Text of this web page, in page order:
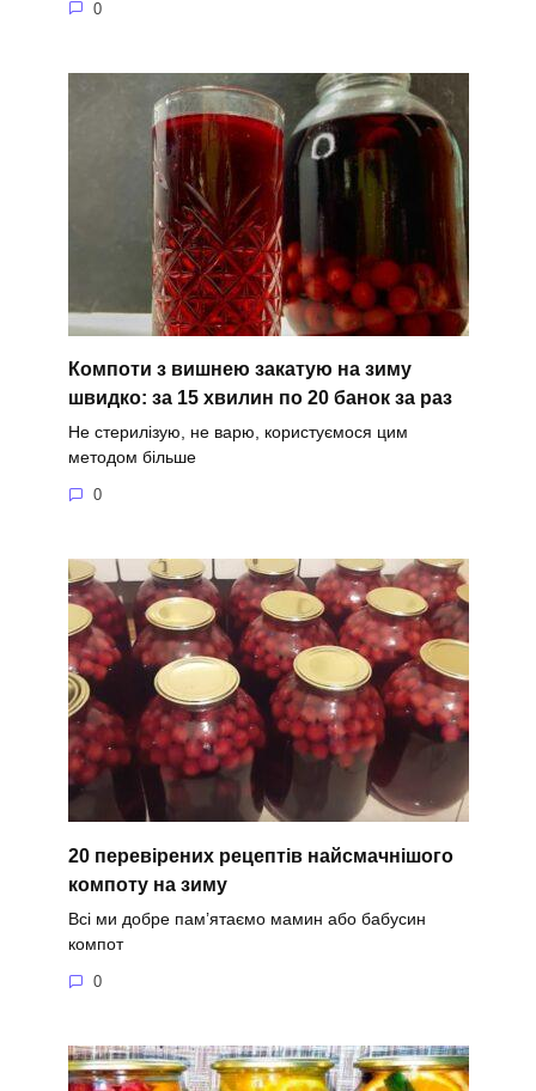
0
Компоти з вишнею закатую на зиму
швидко: за 15 хвилин по 20 банок за раз
Не стерилізую, не варю, користуємося цим
методом більше
0
20 перевірених рецептів найсмачнішого
компоту на зиму
Всі ми добре пам’ятаємо мамин або бабусин
компот
0